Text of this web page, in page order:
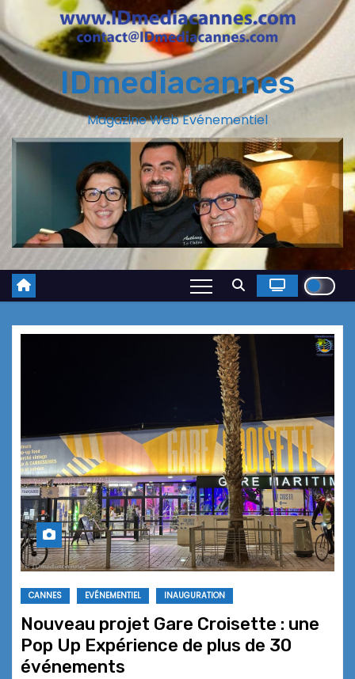
IDmediacannes
Magazine Web Evénementiel
CANNES EVÉNEMENTIEL INAUGURATION
Nouveau projet Gare Croisette : une
Pop Up Expérience de plus de 30
événements